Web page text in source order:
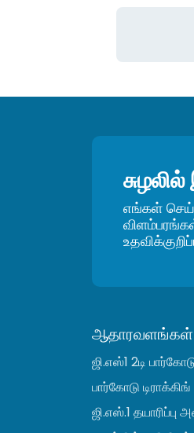
எங்கள்
ஆதாரவளங்கள்
ஜி.எஸ்1 2டி
பார்கோடு
ஜி.எஸ்.1